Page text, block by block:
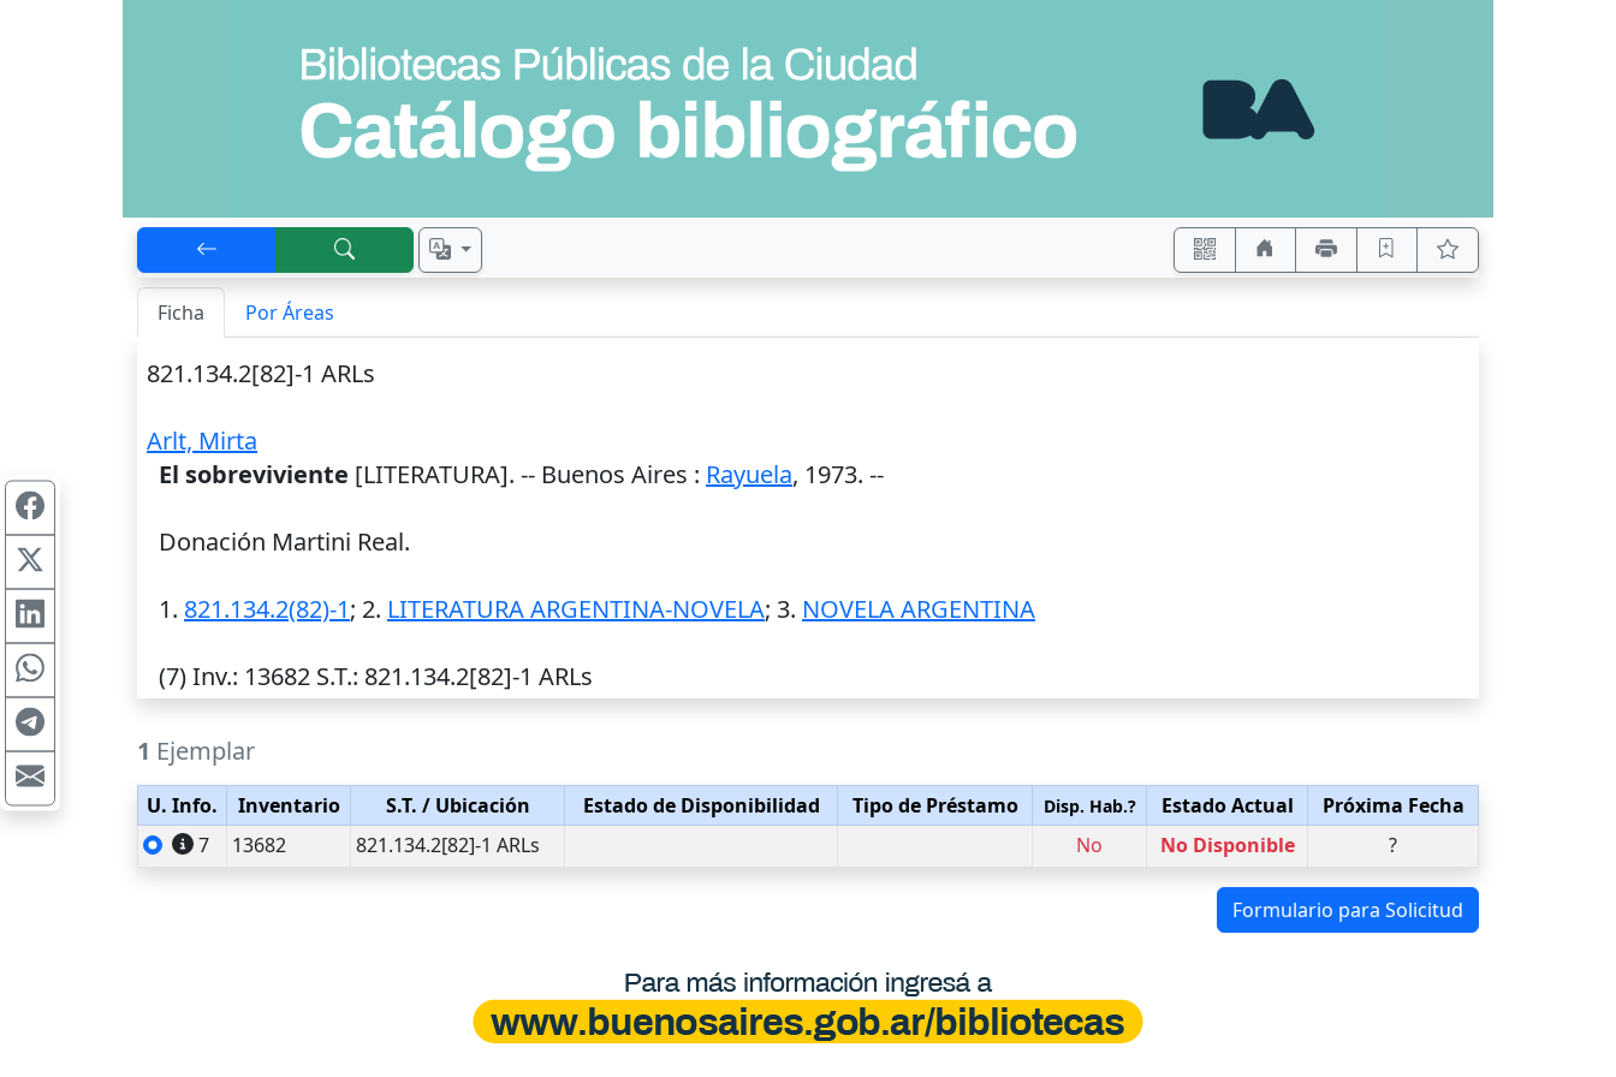
Ficha Por Áreas
821.134.2[82]-1 ARLs
Arlt, Mirta
El sobreviviente [LITERATURA]. -- Buenos Aires : Rayuela, 1973. --
Donación Martini Real.
1. 821.134.2(82)-1; 2. LITERATURA ARGENTINA-NOVELA; 3. NOVELA ARGENTINA
(7)Inv.: 13682 S.T.: 821.134.2[82]-1 ARLs
1 Ejemplar
U. Info. Inventario S.T. / Ubicación Estado de Disponibilidad Tipo de Préstamo Disp. Hab.? Estado Actual
Próxima Fecha
7
13682 821.134.2[82]-1 ARLs No No Disponible ?
Formulario para Solicitud